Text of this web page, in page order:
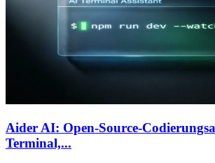
Aider AI: Open-Source-
Terminal,...